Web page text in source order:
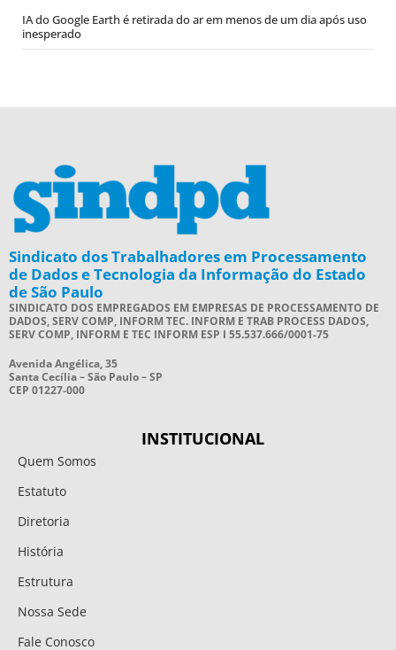
IA do Google Earth é retirada do ar em menos de um dia após uso
inesperado
Sindicato dos Trabalhadores em Processamento
de Dados e Tecnologia da Informação do Estado
de São Paulo
SINDICATO DOS EMPREGADOS EM EMPRESAS DE PROCESSAMENTO DE
DADOS, SERV COMP, INFORM TEC. INFORM E TRAB PROCESS DADOS,
SERV COMP, INFORM E TEC INFORM ESP I 55.537.666/0001-75
Avenida Angélica, 35
Santa Cecília – São Paulo – SP
CEP 01227-000
INSTITUCIONAL
Quem Somos
Estatuto
Diretoria
História
Estrutura
Nossa Sede
Fale Conosco